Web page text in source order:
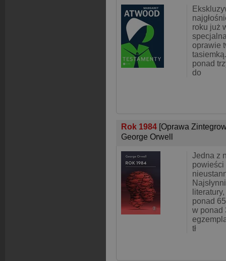
roku już
oprawie
ponad
do
Rok 1984 [Oprawa
George Orwell
Jedna z
powieści
ponad
w ponad
tł